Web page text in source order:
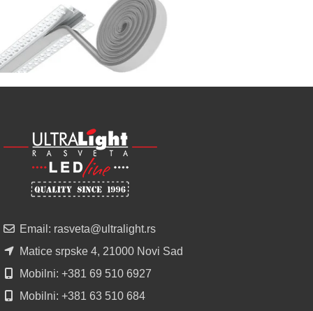
SIJALICA
u
regionu
LED
PROFILI
TRIMLESS
DIFUZOROM
POGLEDAJ
Email: rasveta@ultralight.rs
Matice srpske 4, 21000 Novi Sad
Mobilni: +381 69 510 6927
Mobilni: +381 63 510 684